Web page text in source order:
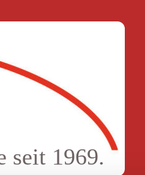
seit 1969.